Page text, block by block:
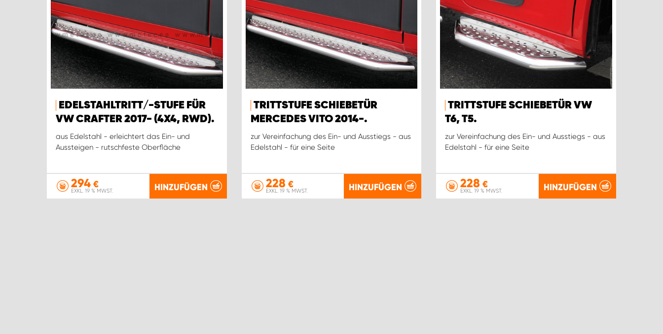
EDELSTAHLTRITT/-STUFE FÜR
VW CRAFTER 2017- (4X4, RWD).
aus Edelstahl - erleichtert das Ein- und
Aussteigen - rutschfeste Oberfläche
294 €
EXKL. 19 % MWST. HINZUFÜGEN
TRITTSTUFE SCHIEBETÜR
MERCEDES VITO 2014-.
zur Vereinfachung des Ein- und Ausstiegs - aus
Edelstahl - für eine Seite
228 €
EXKL. 19 % MWST. HINZUFÜGEN
TRITTSTUFE SCHIEBETÜR VW
T6, T5.
zur Vereinfachung des Ein- und Ausstiegs - aus
Edelstahl - für eine Seite
228 €
EXKL. 19 % MWST. HINZUFÜGEN